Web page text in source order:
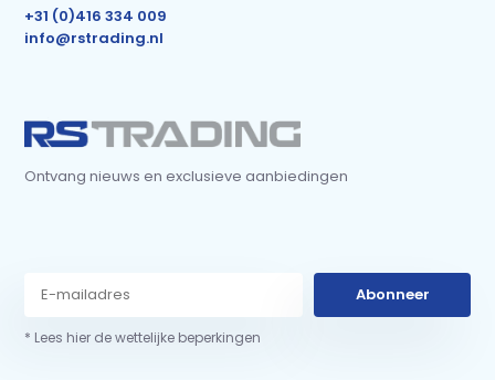
+31 (0)416 334 009
info@rstrading.nl
Ontvang nieuws en exclusieve aanbiedingen
Abonneer
* Lees hier de wettelijke beperkingen